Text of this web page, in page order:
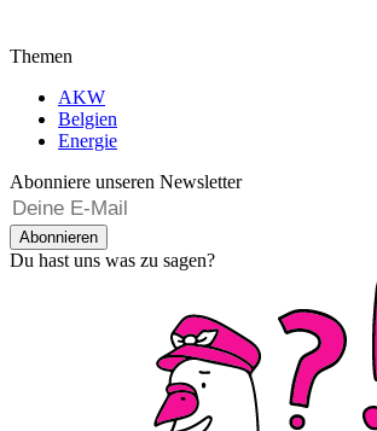
Themen
AKW
Belgien
Energie
Abonniere unseren Newsletter
Abonnieren
Du hast uns was zu sagen?